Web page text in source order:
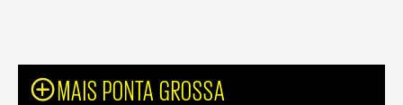
MAIS PONTA GROSSA